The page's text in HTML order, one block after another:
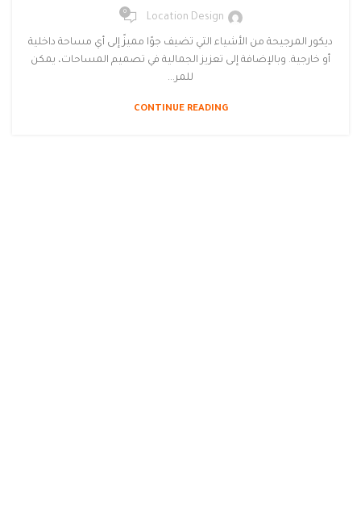
Location Design
0
ديكور المرجيحة من الأشياء التي تضيف جوًا مميزً إلى أي مساحة داخلية
أو خارجية. وبالإضافة إلى تعزيز الجمالية في تصميم المساحات، يمكن
للمر...
CONTINUE READING